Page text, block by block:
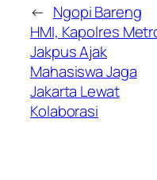
← Ngopi Bareng
HMI, Kapolres
Jakpus Ajak
Mahasiswa Jaga
Jakarta Lewat
Kolaborasi